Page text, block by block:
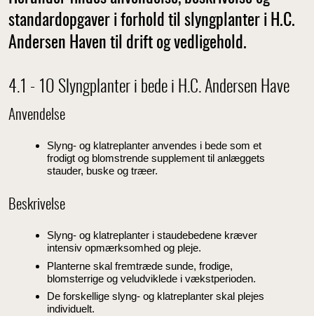
standardopgaver i forhold til slyngplanter i H.C.
Andersen Haven til drift og vedligehold.
4.1 - 1O Slyngplanter i bede i H.C. Andersen Have
Anvendelse
Slyng- og klatreplanter anvendes i bede som et
frodigt og blomstrende supplement til anlæggets
stauder, buske og træer.
Beskrivelse
Slyng- og klatreplanter i staudebedene kræver
intensiv opmærksomhed og pleje.
Planterne skal fremtræde sunde, frodige,
blomsterrige og veludviklede i vækstperioden.
De forskellige slyng- og klatreplanter skal plejes
individuelt.